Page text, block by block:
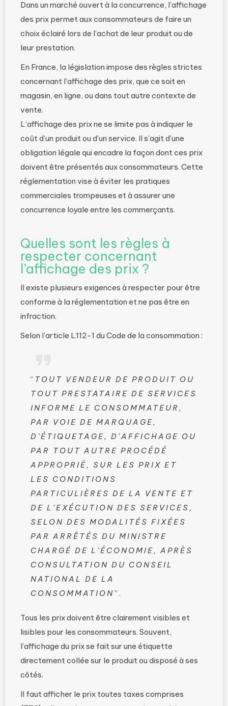
Dans un marché ouvert à la concurrence, l’affichage
des prix permet aux consommateurs de faire un
choix éclairé lors de l’achat de leur produit ou de
leur prestation.
En France, la législation impose des règles strictes
concernant l’affichage des prix, que ce soit en
magasin, en ligne, ou dans tout autre contexte de
vente.
L’affichage des prix ne se limite pas à indiquer le
coût d’un produit ou d’un service. Il s’agit d’une
obligation légale qui encadre la façon dont ces prix
doivent être présentés aux consommateurs. Cette
réglementation vise à éviter les pratiques
commerciales trompeuses et à assurer une
concurrence loyale entre les commerçants.
Quelles sont les règles à
respecter concernant
l’affichage des prix ?
Il existe plusieurs exigences à respecter pour être
conforme à la réglementation et ne pas être en
infraction.
Selon l’article L112-1 du Code de la consommation :
“ TOUT VENDEUR DE PRODUIT OU
TOUT PRESTATAIRE DE SERVICES
INFORME LE CONSOMMATEUR,
PAR VOIE DE MARQUAGE,
D’ÉTIQUETAGE, D’AFFICHAGE OU
PAR TOUT AUTRE PROCÉDÉ
APPROPRIÉ, SUR LES PRIX ET
LES CONDITIONS
PARTICULIÈRES DE LA VENTE ET
DE L’EXÉCUTION DES SERVICES,
SELON DES MODALITÉS FIXÉES
PAR ARRÊTÉS DU MINISTRE
CHARGÉ DE L’ÉCONOMIE, APRÈS
CONSULTATION DU CONSEIL
NATIONAL DE LA
CONSOMMATION”.
Tous les prix doivent être clairement visibles et
lisibles pour les consommateurs. Souvent,
l’affichage du prix se fait sur une étiquette
directement collée sur le produit ou disposé à ses
côtés.
Il faut afficher le prix toutes taxes comprises